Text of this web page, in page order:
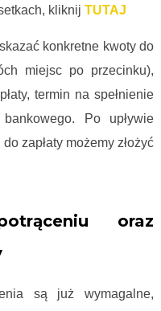
kliknij TUTAJ
konkretne kwoty do
miejsc po przecinku),
termin na spełnienie
Po upływie
zapłaty możemy złożyć
oraz
są już wymagalne,